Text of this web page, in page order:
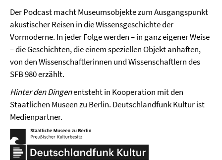
Der Podcast macht Museumsobjekte zum Ausgangspunkt
akustischer Reisen in die Wissensgeschichte der
Vormoderne. In jeder Folge werden – in ganz eigener Weise
– die Geschichten, die einem speziellen Objekt anhaften,
von den Wissenschaftlerinnen und Wissenschaftlern des
SFB 980 erzählt.
Hinter den Dingenentsteht in Kooperation mit den
Staatlichen Museen zu Berlin. Deutschlandfunk Kultur ist
Medienpartner.